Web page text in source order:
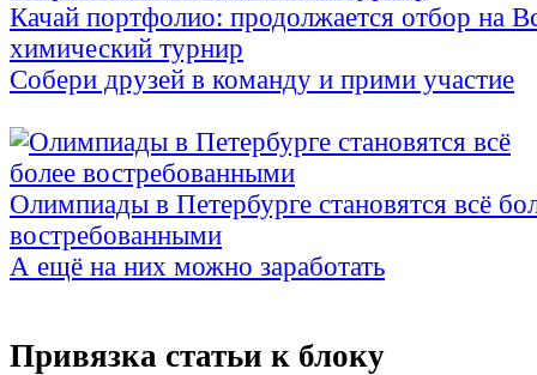
Качай портфолио: продолжается отбор на
химический турнир
Собери друзей в команду и прими участие
Олимпиады в Петербурге становятся всё
востребованными
А ещё на них можно заработать
Привязка статьи к блоку